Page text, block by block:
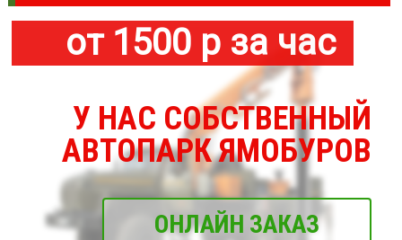
от 1500 р за час
У НАС СОБСТВЕННЫЙ
АВТОПАРК ЯМОБУРОВ
ОНЛАЙН ЗАКАЗ